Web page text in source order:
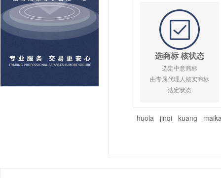
选商标 核状态
选定中意商标
由专属代理人核实商标
法定状态
huola jinqi kuang